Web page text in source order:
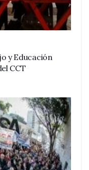
y Educación
CCT